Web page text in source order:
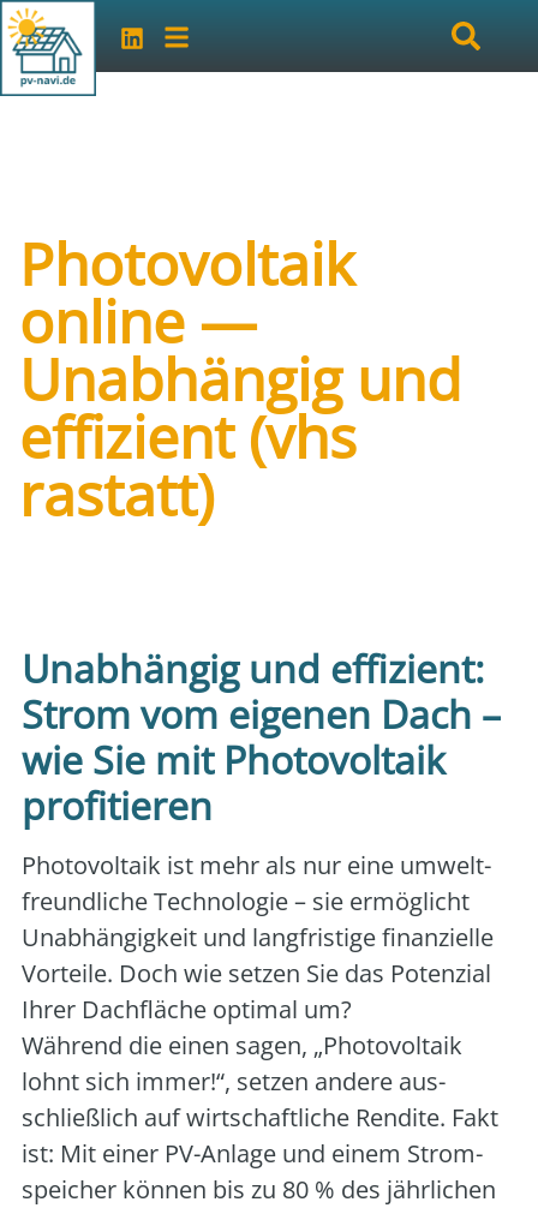
Photovoltaik
online —
Unabhängig und
effizient (vhs
rastatt)
Unabhängig und effizient:
Strom vom eigenen Dach –
wie Sie mit Photovoltaik
profitieren
Pho­to­vol­ta­ik ist mehr als nur eine umwelt­
freund­li­che Tech­no­lo­gie – sie ermög­licht
Unab­hän­gig­keit und lang­fris­ti­ge finan­zi­el­le
Vor­tei­le. Doch wie set­zen Sie das Poten­zi­al
Ihrer Dach­flä­che opti­mal um?
Wäh­rend die einen sagen, „Pho­to­vol­ta­ik
lohnt sich immer!“, set­zen ande­re aus­
schließ­lich auf wirt­schaft­li­che Ren­di­te. Fakt
ist: Mit einer PV-Anla­ge und einem Strom­
spei­cher kön­nen bis zu 80 % des jähr­li­chen